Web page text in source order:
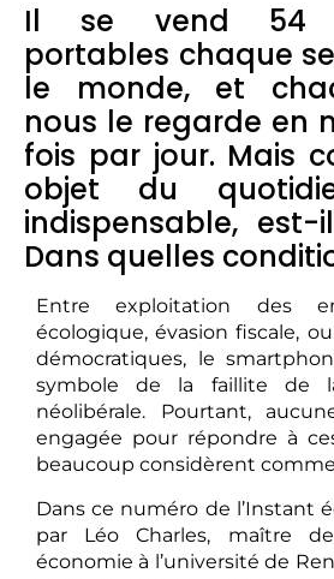
Il se vend 54
portables chaque
le monde, et
nous le regarde en
fois par jour. Mais
objet du
indispensable,
Dans quelles
Entre exploitation des
écologique, évasion fiscale,
démocratiques, le
symbole de la faillite de
néolibérale. Pourtant,
engagée pour répondre à
beaucoup considèrent
Dans ce numéro de l’Instant
par Léo Charles, maître
économie à l’université de